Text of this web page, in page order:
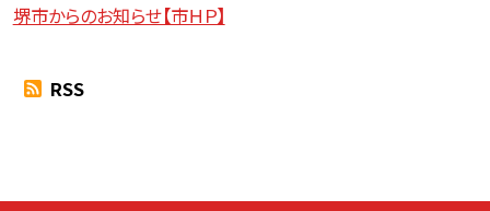
堺市からのお知らせ【市ＨＰ】
RSS